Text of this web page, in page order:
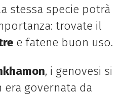
stessa specie potrà
trovate il
e fatene buon uso.
, i genovesi si
governata da